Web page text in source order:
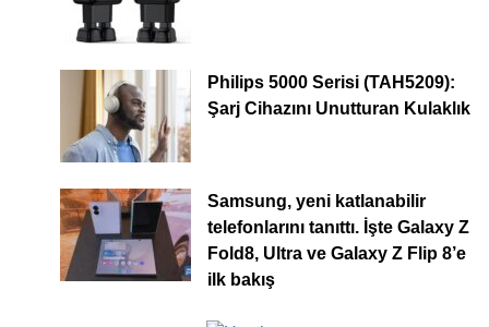
Philips 5000 Serisi (TAH5209):
Şarj Cihazını Unutturan Kulaklık
Samsung, yeni katlanabilir
telefonlarını tanıttı. İşte Galaxy Z
Fold8, Ultra ve Galaxy Z Flip 8’e
ilk bakış